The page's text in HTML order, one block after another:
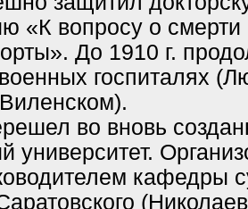
«К вопросу о смерти
До 1910 г.
госпиталях
во вновь
университет.
кафедры